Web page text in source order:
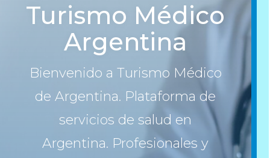
Turismo Médico
Argentina
Bienvenido a Turismo Médico
de Argentina. Plataforma de
servicios de salud en
Argentina. Profesionales y